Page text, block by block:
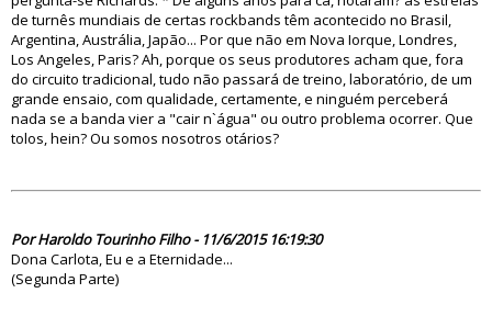
de turnês mundiais de certas rockbands têm acontecido no Brasil,
Argentina, Austrália, Japão... Por que não em Nova Iorque, Londres,
Los Angeles, Paris? Ah, porque os seus produtores acham que, fora
do circuito tradicional, tudo não passará de treino, laboratório, de um
grande ensaio, com qualidade, certamente, e ninguém perceberá
nada se a banda vier a "cair n`água" ou outro problema ocorrer. Que
tolos, hein? Ou somos nosotros otários?
Por Haroldo Tourinho Filho - 11/6/2015 16:19:30
Dona Carlota, Eu e a Eternidade...
(Segunda Parte)